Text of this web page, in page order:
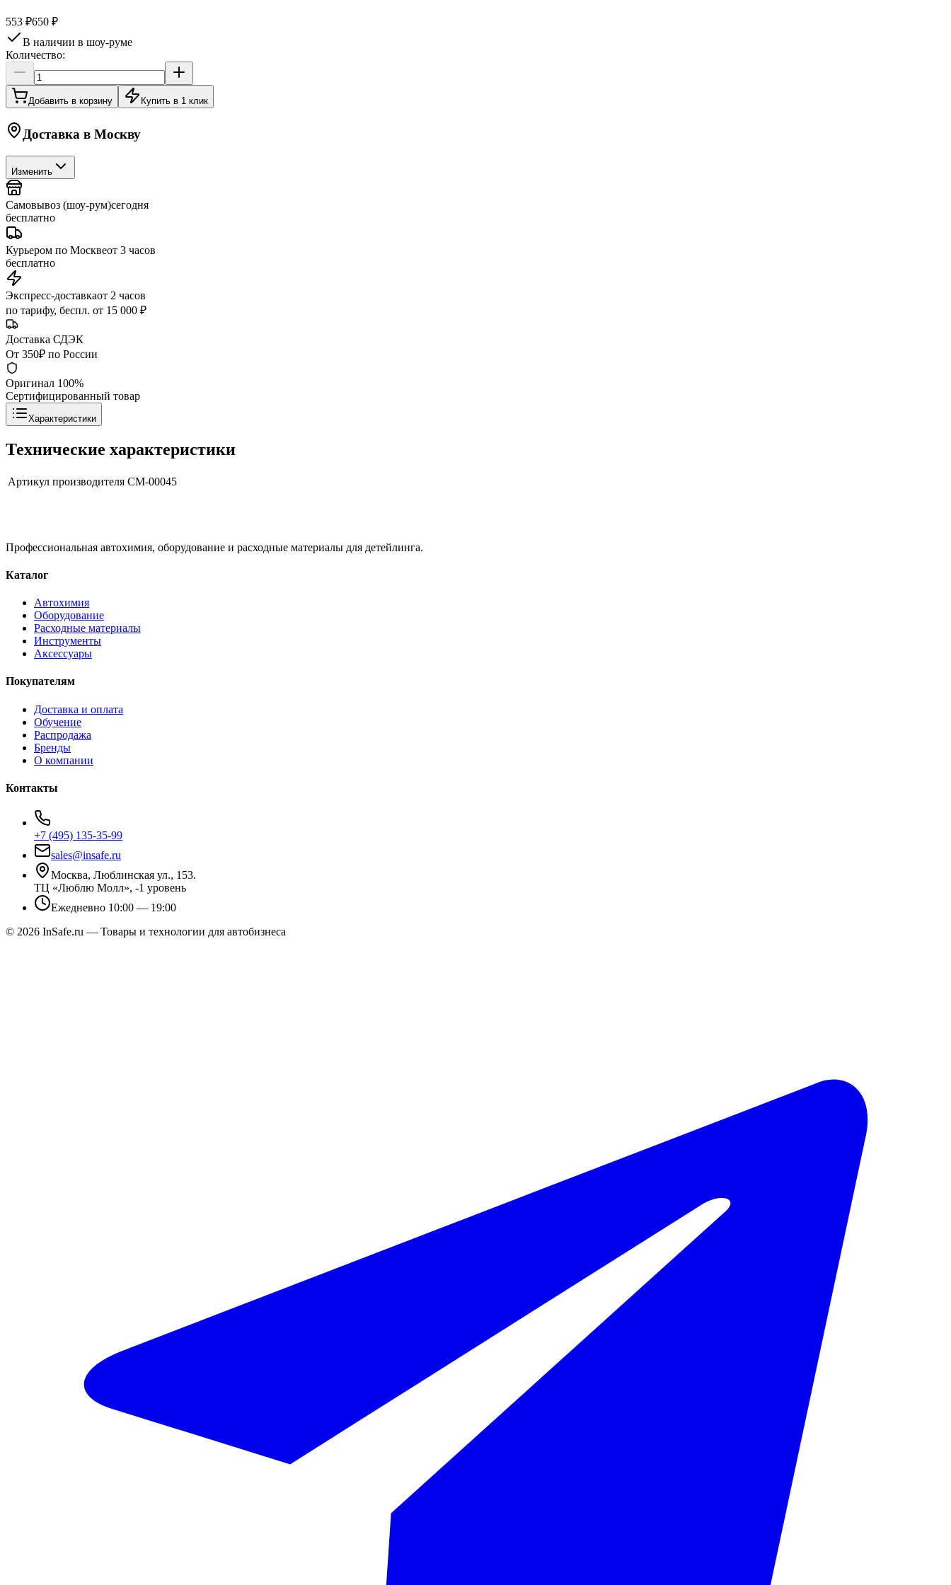
553 ₽650 ₽
В наличии в шоу-руме
Количество:
Добавить в корзину Купить в 1 клик
Доставка в Москву
Изменить
Самовывоз (шоу-рум)сегодня
бесплатно
Курьером по Москвеот 3 часов
бесплатно
Экспресс-доставкаот 2 часов
по тарифу, беспл. от 15 000 ₽
Доставка СДЭК
От 350₽ по России
Оригинал 100%
Сертифицированный товар
Характеристики
Технические характеристики
Артикул производителя CM-00045
Профессиональная автохимия, оборудование и расходные материалы для детейлинга.
Каталог
Автохимия
Оборудование
Расходные материалы
Инструменты
Аксессуары
Покупателям
Доставка и оплата
Обучение
Распродажа
Бренды
О компании
Контакты
+7 (495) 135-35-99
sales@insafe.ru
Москва, Люблинская ул., 153.
ТЦ «Люблю Молл», -1 уровень
Ежедневно 10:00 — 19:00
© 2026 InSafe.ru — Товары и технологии для автобизнеса